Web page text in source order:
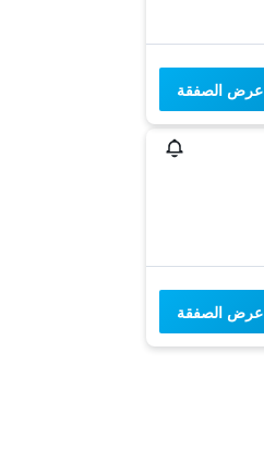
عرض الصفقة
عرض الصفقة